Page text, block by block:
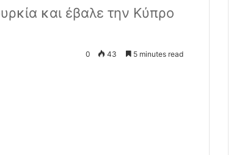
και έβαλε την Κύπρο
0 43 5 minutes read